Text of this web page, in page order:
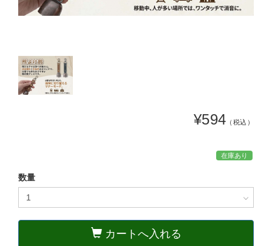
¥594 （税込）
在庫あり
数量
カートへ入れる